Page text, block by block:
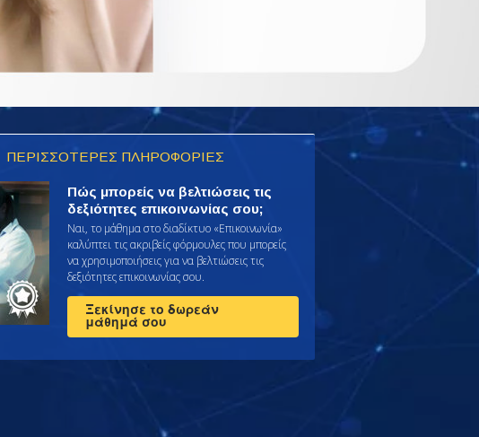
ΠΕΡΙΣΣΟΤΕΡΕΣ ΠΛΗΡΟΦΟΡΙΕΣ
Πώς μπορείς να βελτιώσεις τις
δεξιότητες επικοινωνίας σου;
Ναι, το μάθημα στο διαδίκτυο «Επικοινωνία»
καλύπτει τις ακριβείς φόρμουλες που μπορείς
να χρησιμοποιήσεις για να βελτιώσεις τις
δεξιότητες επικοινωνίας σου.
Ξεκίνησε το δωρεάν
μάθημά σου